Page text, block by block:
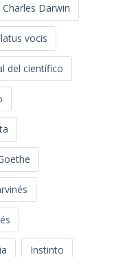
Darwin
vocis
del científico
Instinto